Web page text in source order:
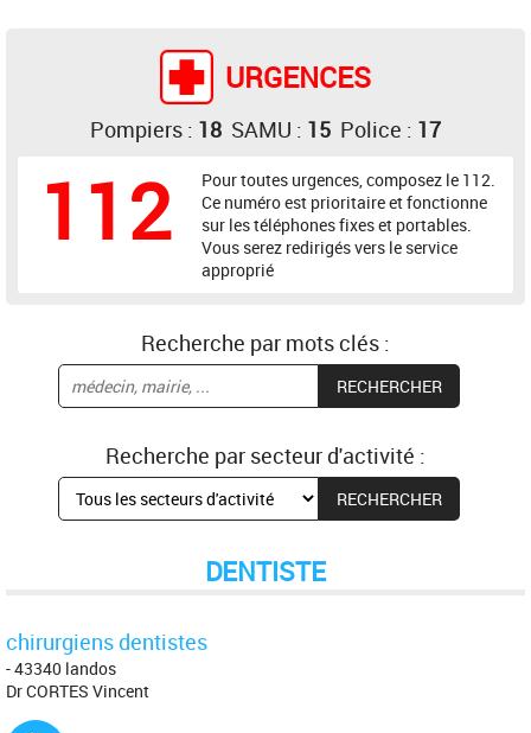
URGENCES
Pompiers : 18 SAMU : 15 Police : 17
112
Pour toutes urgences, composez le 112.
Ce numéro est prioritaire et fonctionne
sur les téléphones fixes et portables.
Vous serez redirigés vers le service
approprié
Recherche par mots clés :
Recherche par secteur d'activité :
DENTISTE
chirurgiens dentistes
- 43340 landos
Dr CORTES Vincent